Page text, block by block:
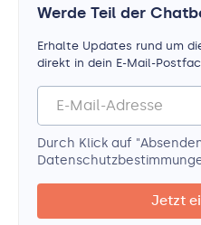
Werde Teil der
Erhalte Updates rund um
direkt in dein E-Mail-
Durch Klick auf